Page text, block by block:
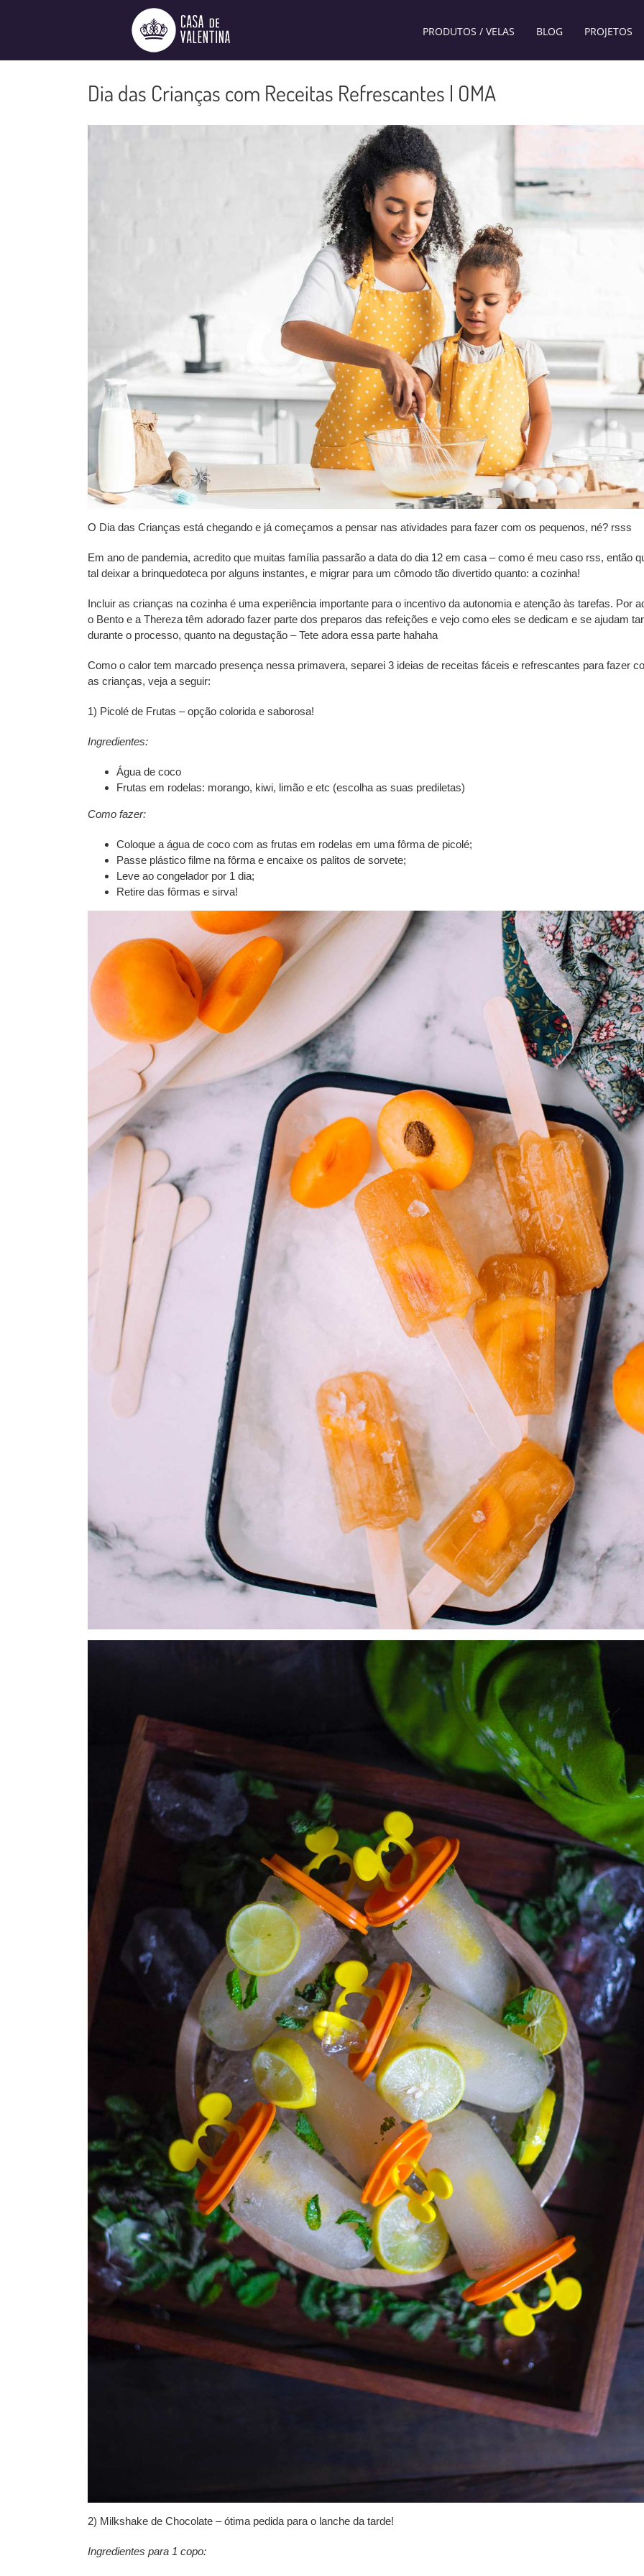
PRODUTOS / VELAS BLOG PROJETOS
Dia das Crianças com Receitas Refrescantes | OMA
O Dia das Crianças está chegando e já começamos a pensar nas atividades para fazer com os pequenos, né? rsss
Em ano de pandemia, acredito que muitas família passarão a data do dia 12 em casa – como é meu caso rss, então
tal deixar a brinquedoteca por alguns instantes, e migrar para um cômodo tão divertido quanto: a cozinha!
Incluir as crianças na cozinha é uma experiência importante para o incentivo da autonomia e atenção às tarefas. Por
o Bento e a Thereza têm adorado fazer parte dos preparos das refeições e vejo como eles se dedicam e se ajudam
durante o processo, quanto na degustação – Tete adora essa parte hahaha
Como o calor tem marcado presença nessa primavera, separei 3 ideias de receitas fáceis e refrescantes para fazer
as crianças, veja a seguir:
1) Picolé de Frutas – opção colorida e saborosa!
Ingredientes:
Água de coco
Frutas em rodelas: morango, kiwi, limão e etc (escolha as suas prediletas)
Como fazer:
Coloque a água de coco com as frutas em rodelas em uma fôrma de picolé;
Passe plástico filme na fôrma e encaixe os palitos de sorvete;
Leve ao congelador por 1 dia;
Retire das fôrmas e sirva!
2) Milkshake de Chocolate – ótima pedida para o lanche da tarde!
Ingredientes para 1 copo: